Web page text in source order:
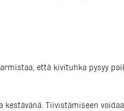
että kivituhka pysyy
Tiivistämiseen